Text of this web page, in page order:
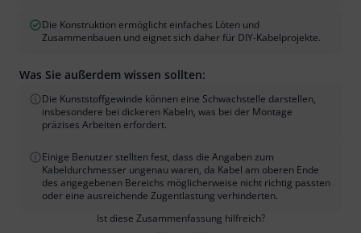
Die Konstruktion ermöglicht einfaches Löten und
Zusammenbauen und eignet sich daher für DIY-Kabelprojekte.
Was Sie außerdem wissen sollten:
Die Kunststoffgewinde können eine Schwachstelle darstellen,
insbesondere bei dickeren Kabeln, was bei der Montage
präzises Arbeiten erfordert.
Einige Benutzer stellten fest, dass die Angaben zum
Kabeldurchmesser ungenau waren, da Kabel am oberen Ende
des angegebenen Bereichs möglicherweise nicht richtig passten
oder eine ausreichende Zugentlastung verhinderten.
Ist diese Zusammenfassung hilfreich?